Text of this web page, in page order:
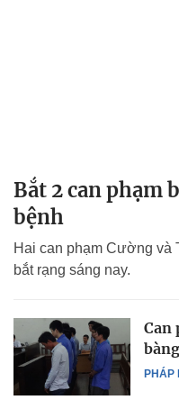
Bắt 2 can phạm
bệnh
Hai can phạm Cường và
bắt rạng sáng nay.
PHÁP
Can